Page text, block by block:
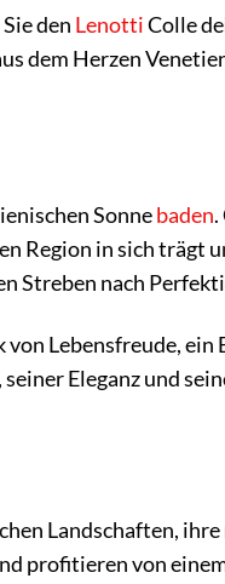
den LenottiColle
dem Herzen
Sonnebaden
Region in sich trägt
Streben nach
von Lebensfreude,
, seiner Eleganz und
Landschaften,
profitieren von